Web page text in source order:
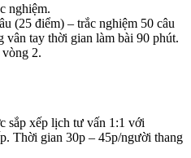
nghiệm.
(25 điểm) – trắc nghiệm 50 câu
vân tay thời gian làm bài 90 phút.
2.
sắp xếp lịch tư vấn 1:1 với
Thời gian 30p – 45p/người thang